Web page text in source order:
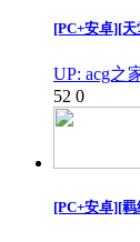
[PC+安卓][
UP: acg之
52 0
[PC+安卓][羁